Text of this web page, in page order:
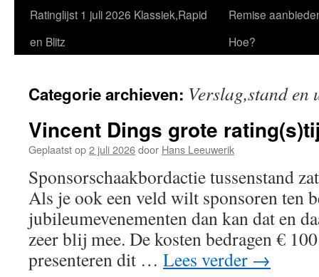
Ratinglijst 1 juli 2026 Klassiek,Rapid
en Blitz
Remise
Hoe?
Categorie archieven: Verslag,stand en
Vincent Dings grote
Geplaatst op2 juli 2026door Hans Leeuwerik
Sponsorschaakbordactie tussenstand
Als je ook een veld wilt sponsoren ten
jubileumevenementen dan kan dat en
zeer blij mee. De kosten bedragen €
presenteren dit … Lees verder →